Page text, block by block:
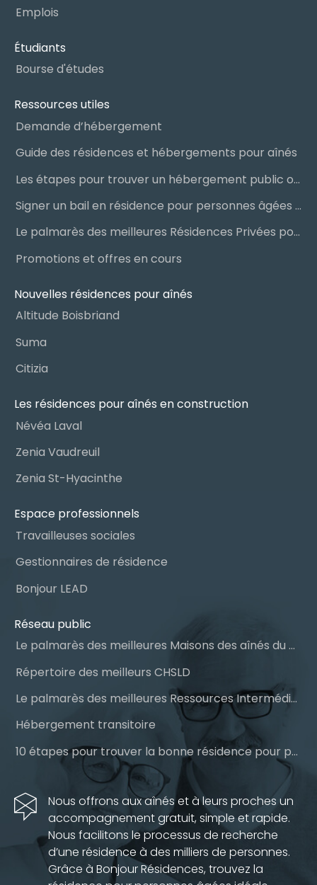
Emplois
Étudiants
Bourse d'études
Ressources utiles
Demande d’hébergement
Guide des résidences et hébergements pour aînés
Les étapes pour trouver un hébergement public ou privé
Signer un bail en résidence pour personnes âgées (RPA) : ce qu’il faut savoir
Le palmarès des meilleures Résidences Privées pour Aînés (RPA)
Promotions et offres en cours
Nouvelles résidences pour aînés
Altitude Boisbriand
Suma
Citizia
Les résidences pour aînés en construction
Névéa Laval
Zenia Vaudreuil
Zenia St-Hyacinthe
Espace professionnels
Travailleuses sociales
Gestionnaires de résidence
Bonjour LEAD
Réseau public
Le palmarès des meilleures Maisons des aînés du Québec
Répertoire des meilleurs CHSLD
Le palmarès des meilleures Ressources Intermédiaires (RI)
Hébergement transitoire
10 étapes pour trouver la bonne résidence pour personnes âgées
Nous offrons aux aînés et à leurs proches un
accompagnement gratuit, simple et rapide.
Nous facilitons le processus de recherche
d’une résidence à des milliers de personnes.
Grâce à Bonjour Résidences, trouvez la